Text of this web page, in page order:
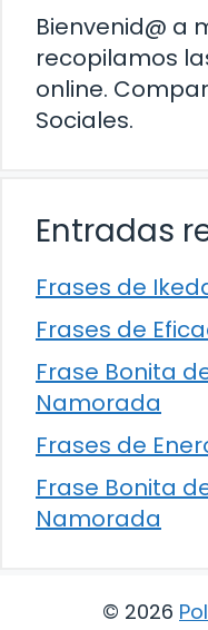
Bienvenid@ a
recopilamos
online.
Sociales.
Entradas
Frases de
Frases de
Frase Bonita
Namorada
Frases de
Frase Bonita
Namorada
© 2026